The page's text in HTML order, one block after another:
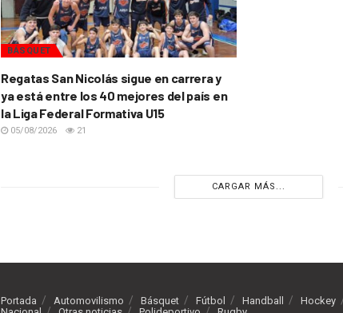
BÁSQUET
Regatas San Nicolás sigue en carrera y
ya está entre los 40 mejores del país en
la Liga Federal Formativa U15
05/08/2026 21
CARGAR MÁS...
Portada Automovilismo Básquet Fútbol Handball Hockey